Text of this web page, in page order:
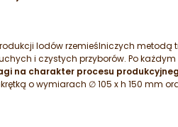
lodów rzemieślniczych metodą
i czystych przyborów. Po
na charakter procesu
o wymiarach ∅ 105 x h 150 mm